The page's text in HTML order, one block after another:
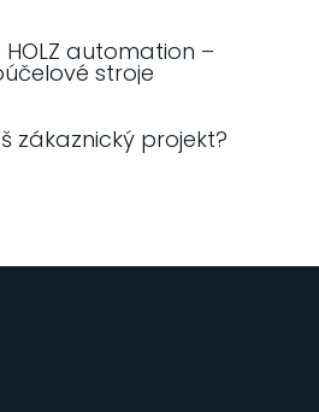
zákaznický projekt?